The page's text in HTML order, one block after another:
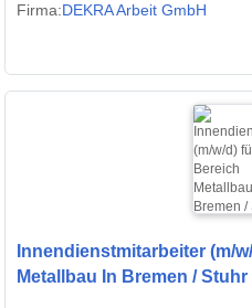
Firma:DEKRA Arbeit GmbH
Innendienstmitarbeiter (m/
Metallbau In Bremen / Stuhr